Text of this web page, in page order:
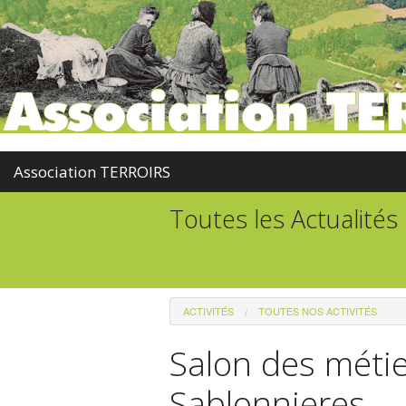
Association TERROIRS
Toutes les Actualités
ACTIVITÉS TOUTES NOS ACTIVITÉS
Salon des